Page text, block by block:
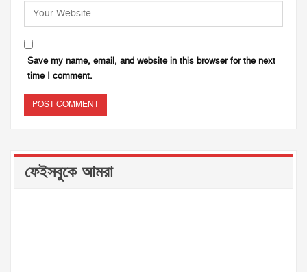
Save my name, email, and website in this browser for the next
time I comment.
ফেইসবুকে আমরা